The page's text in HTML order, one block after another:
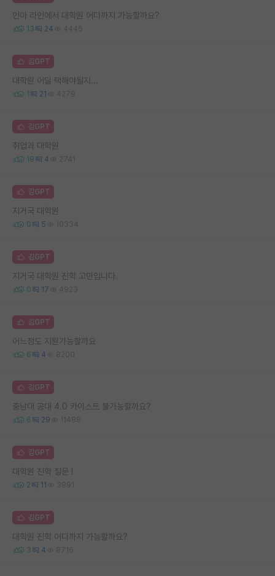
인아 라인에서 대학원 어디까지 가능할까요?
13 24 4445
김GPT
대학원 어딜 택해야될지...
1 21 4279
김GPT
취업과 대학원
19 4 2741
김GPT
지거국 대학원
0 5 10334
김GPT
지거국 대학원 진학 고민입니다.
0 17 4923
김GPT
어느정도 지원가능할까요
6 4 8200
김GPT
충남대 공대 4.0 카이스트 불가능할까요?
6 29 11488
김GPT
대학원 진학 질문 !
2 11 3991
김GPT
대학원 진학 어디까지 가능할까요?
3 4 8716